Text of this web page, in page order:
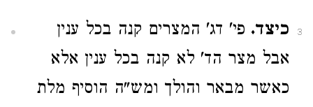
3 כיצד. פי' דג' המצרים קנה בכל ענין
אבל מצר הד' לא קנה בכל ענין אלא
כאשר מבאר והולך ומש"ה הוסיף מלת